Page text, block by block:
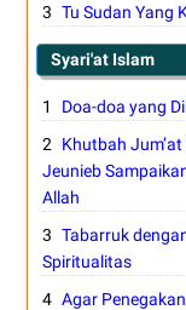
Tu Sudan Yang
Syari'at Islam
Doa-doa yang
Khutbah
Jeunieb
Allah
Tabarruk
Spiritualitas
Agar